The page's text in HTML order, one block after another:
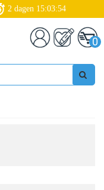
2 dagen 15:03:53
0